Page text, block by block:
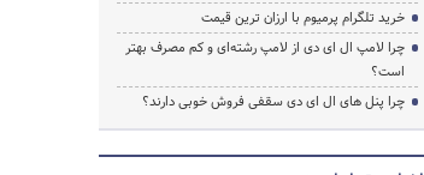
خرید تلگرام پرمیوم با ارزان ترین قیمت
چرا لامپ ال ای دی از لامپ رشته‌ای و کم مصرف بهتر
است؟
چرا پنل های ال ای دی سقفی فروش خوبی دارند؟